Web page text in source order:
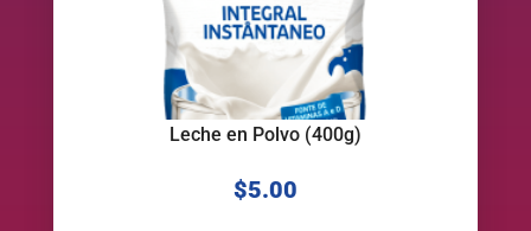
Leche en Polvo (400g)
$5.00